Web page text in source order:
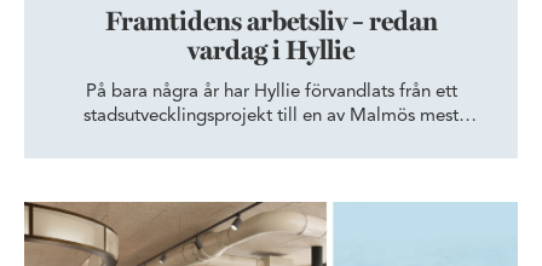
Framtidens arbetsliv – redan
vardag i Hyllie
På bara några år har Hyllie förvandlats från ett
stadsutvecklingsprojekt till en av Malmös mest
Spaces tar plats i Vista – tillför service i världsklass